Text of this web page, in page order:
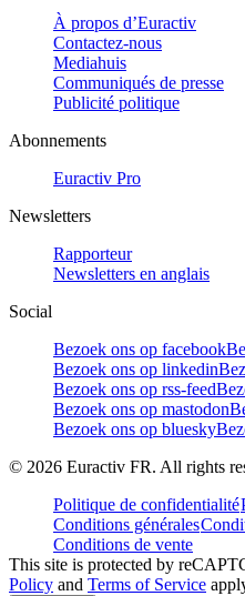
À propos d’Euractiv
Contactez-nous
Mediahuis
Communiqués de presse
Publicité politique
Abonnements
Euractiv Pro
Newsletters
Rapporteur
Newsletters en anglais
Social
Bezoek ons op facebook
Bezoek ons op linkedin
Bezoek ons op rss-feed
Bezoek ons op mastodon
Bezoek ons op bluesky
© 2026 Euractiv FR. All rights
Politique de confidentialité
Conditions générales
Conditions de vente
This site is protected by
Policy and Terms of Service